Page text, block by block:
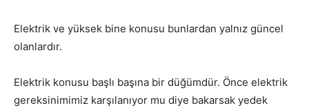
Elektrik ve yüksek bine konusu bunlardan yalnız güncel
olanlardır.
Elektrik konusu başlı başına bir düğümdür. Önce elektrik
gereksinimimiz karşılanıyor mu diye bakarsak yedek